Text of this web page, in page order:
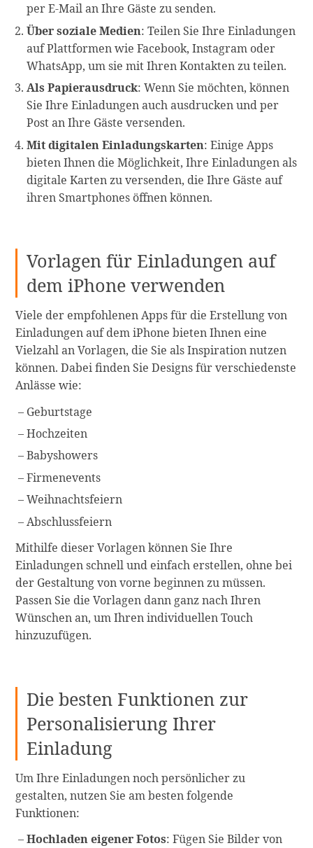
per E-Mail an Ihre Gäste zu senden.
Über soziale Medien: Teilen Sie Ihre Einladungen
auf Plattformen wie Facebook, Instagram oder
WhatsApp, um sie mit Ihren Kontakten zu teilen.
Als Papierausdruck: Wenn Sie möchten, können
Sie Ihre Einladungen auch ausdrucken und per
Post an Ihre Gäste versenden.
Mit digitalen Einladungskarten: Einige Apps
bieten Ihnen die Möglichkeit, Ihre Einladungen als
digitale Karten zu versenden, die Ihre Gäste auf
ihren Smartphones öffnen können.
Vorlagen für Einladungen auf
dem iPhone verwenden
Viele der empfohlenen Apps für die Erstellung von
Einladungen auf dem iPhone bieten Ihnen eine
Vielzahl an Vorlagen, die Sie als Inspiration nutzen
können. Dabei finden Sie Designs für verschiedenste
Anlässe wie:
Geburtstage
Hochzeiten
Babyshowers
Firmenevents
Weihnachtsfeiern
Abschlussfeiern
Mithilfe dieser Vorlagen können Sie Ihre
Einladungen schnell und einfach erstellen, ohne bei
der Gestaltung von vorne beginnen zu müssen.
Passen Sie die Vorlagen dann ganz nach Ihren
Wünschen an, um Ihren individuellen Touch
hinzuzufügen.
Die besten Funktionen zur
Personalisierung Ihrer
Einladung
Um Ihre Einladungen noch persönlicher zu
gestalten, nutzen Sie am besten folgende
Funktionen:
Hochladen eigener Fotos: Fügen Sie Bilder von